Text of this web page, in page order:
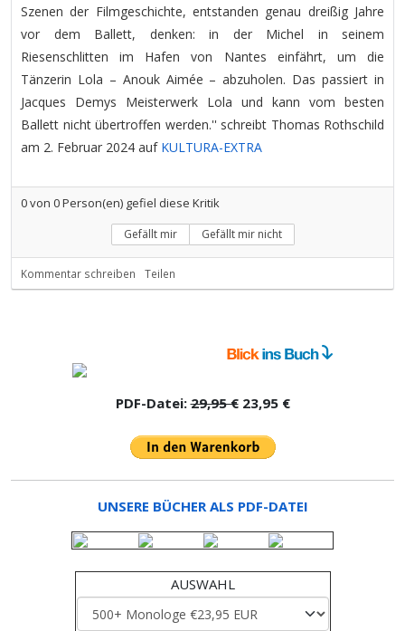
Szenen der Filmgeschichte, entstanden genau dreißig Jahre
vor dem Ballett, denken: in der Michel in seinem
Riesenschlitten im Hafen von Nantes einfährt, um die
Tänzerin Lola – Anouk Aimée – abzuholen. Das passiert in
Jacques Demys Meisterwerk Lola und kann vom besten
Ballett nicht übertroffen werden.'' schreibt Thomas Rothschild
am 2. Februar 2024 auf KULTURA-EXTRA
0von 0Person(en) gefiel diese Kritik
Gefällt mir Gefällt mir nicht
Kommentar schreiben Teilen
PDF-Datei:29,95 €23,95 €
UNSERE BÜCHER ALS PDF-DATEI
AUSWAHL